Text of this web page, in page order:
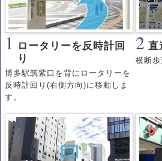
1 ロータリーを反時計回
り
博多駅筑紫口を背にロータリーを
反時計回り(右側方向)に移動しま
す。
2 直
横断歩